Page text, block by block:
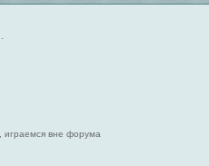
вне форума